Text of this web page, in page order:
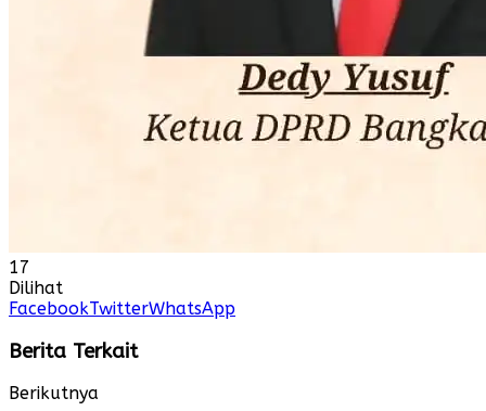
17
Dilihat
FacebookTwitterWhatsApp
Berita Terkait
Berikutnya